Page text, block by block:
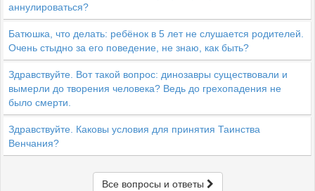
аннулироваться?
Батюшка, что делать: ребёнок в 5 лет не слушается родителей.
Очень стыдно за его поведение, не знаю, как быть?
Здравствуйте. Вот такой вопрос: динозавры существовали и
вымерли до творения человека? Ведь до грехопадения не
было смерти.
Здравствуйте. Каковы условия для принятия Таинства
Венчания?
Все вопросы и ответы